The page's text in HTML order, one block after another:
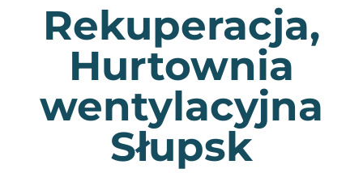
Rekuperacja,
Hurtownia
wentylacyjna
Słupsk